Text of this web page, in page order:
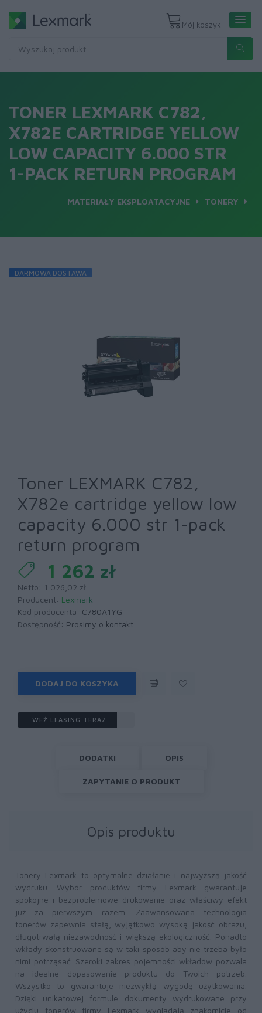
Mój koszyk
TONER LEXMARK C782,
X782E CARTRIDGE YELLOW
LOW CAPACITY 6.000 STR
1-PACK RETURN PROGRAM
MATERIAŁY EKSPLOATACYJNE TONERY
DARMOWA DOSTAWA
Toner LEXMARK C782,
X782e cartridge yellow low
capacity 6.000 str 1-pack
return program
1 262 zł
Netto: 1 026,02 zł
Producent: Lexmark
Kod producenta: C780A1YG
Dostępność: Prosimy o kontakt
DODAJ DO KOSZYKA
WEŹ LEASING TERAZ
DODATKI OPIS
ZAPYTANIE O PRODUKT
Opis produktu
Tonery Lexmark to optymalne działanie i najwyższą jakość
wydruku. Wybór produktów firmy Lexmark gwarantuje
spokojne i bezproblemowe drukowanie oraz właściwy efekt
już za pierwszym razem. Zaawansowana technologia
tonerów zapewnia stałą, wyjątkowo wysoką jakość obrazu,
długotrwałą niezawodność i większą ekologiczność. Ponadto
wkłady skonstruowane są w taki sposób aby nie trzeba było
nimi potrząsać. Szeroki zakres pojemności wkładów pozwala
na idealne dopasowanie produktu do Twoich potrzeb.
Wszystko to gwarantuje niezwykłą wygodę użytkowania.
Dzięki unikatowej formule dokumenty wydrukowane przy
użyciu tonerów firmy Lexmark wyglądają znakomicie od